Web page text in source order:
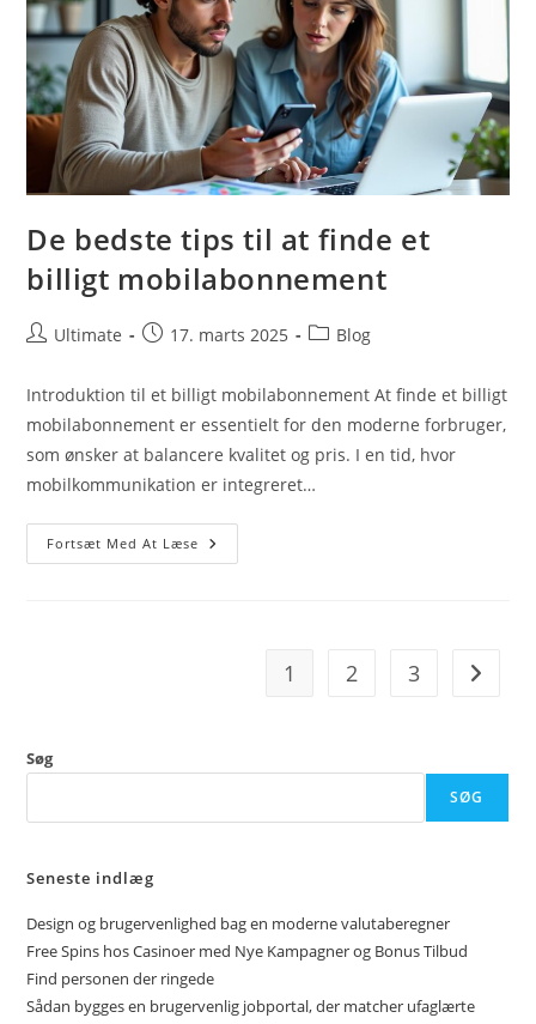
De bedste tips til at finde et
billigt mobilabonnement
PostUltimate
Post17. marts 2025
PostBlog
Introduktion til et billigt mobilabonnement At finde et billigt
mobilabonnement er essentielt for den moderne forbruger,
som ønsker at balancere kvalitet og pris. I en tid, hvor
mobilkommunikation er integreret…
Fortsæt Med At Læse De
Bedste
Mobilabonnement
1 2 3 Go to
Søg
SØG
Seneste indlæg
Design og brugervenlighed bag en moderne valutaberegner
Free Spins hos Casinoer med Nye Kampagner og Bonus Tilbud
Find personen der ringede
Sådan bygges en brugervenlig jobportal, der matcher ufaglærte